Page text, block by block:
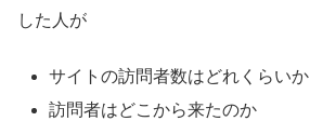
した人が
サイトの訪問者数はどれくらいか
訪問者はどこから来たのか